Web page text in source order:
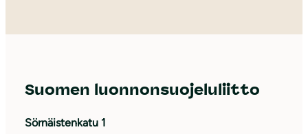
Suomen luonnonsuojeluliitto
Sörnäistenkatu 1